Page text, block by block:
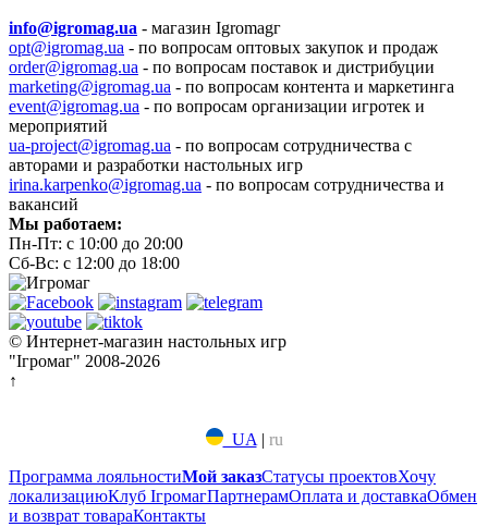
info@igromag.ua - магазин Igromagг
opt@igromag.ua - по вопросам оптовых закупок и продаж
order@igromag.ua - по вопросам поставок и дистрибуции
marketing@igromag.ua - по вопросам контента и маркетинга
event@igromag.ua - по вопросам организации игротек и
мероприятий
ua-project@igromag.ua - по вопросам сотрудничества с
авторами и разработки настольных игр
irina.karpenko@igromag.ua - по вопросам сотрудничества и
вакансий
Мы работаем:
Пн-Пт: с 10:00 до 20:00
Сб-Вс: с 12:00 до 18:00
© Интернет-магазин настольных игр
"Ігромаг" 2008-2026
↑
UA | ru
Программа лояльностиМой заказСтатусы проектовХочу
локализациюКлуб ІгромагПартнерамОплата и доставкаОбмен
и возврат товараКонтакты